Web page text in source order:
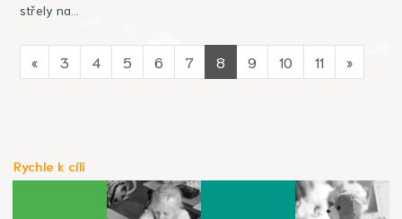
střely na…
« 3 4 5 6 7 8 9 10 11 »
Rychle k cíli